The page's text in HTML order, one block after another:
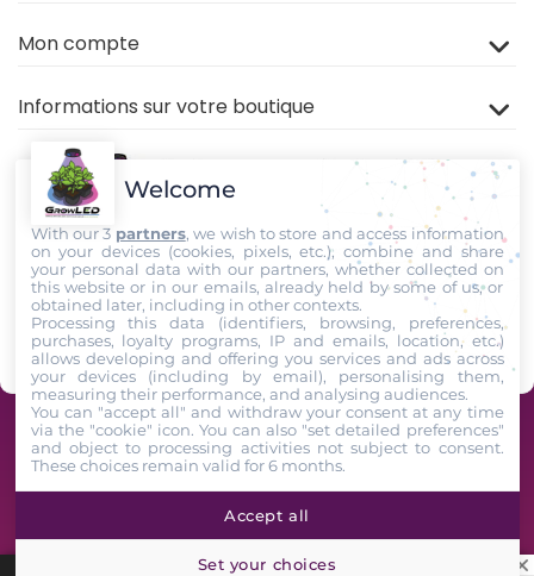
Mon compte
Informations sur votre boutique
Rejoignez nous surTIKTOK,Youtube etFacebook!
Suivez-Nous
GrowLED - Équipe de passionnés horticoles à votre service depuis 2009 -
2026. All Rights Reserved
Welcome
With our 3 partners, we wish to store and access information
on your devices (cookies, pixels, etc.), combine and share
your personal data with our partners, whether collected on
this website or in our emails, already held by some of us, or
obtained later, including in other contexts.
Processing this data (identifiers, browsing, preferences,
purchases, loyalty programs, IP and emails, location, etc.)
allows developing and offering you services and ads across
your devices (including by email), personalising them,
measuring their performance, and analysing audiences.
You can "accept all" and withdraw your consent at any time
via the "cookie" icon. You can also "set detailed preferences"
and object to processing activities not subject to consent.
These choices remain valid for 6 months.
Set your choices
Accept all